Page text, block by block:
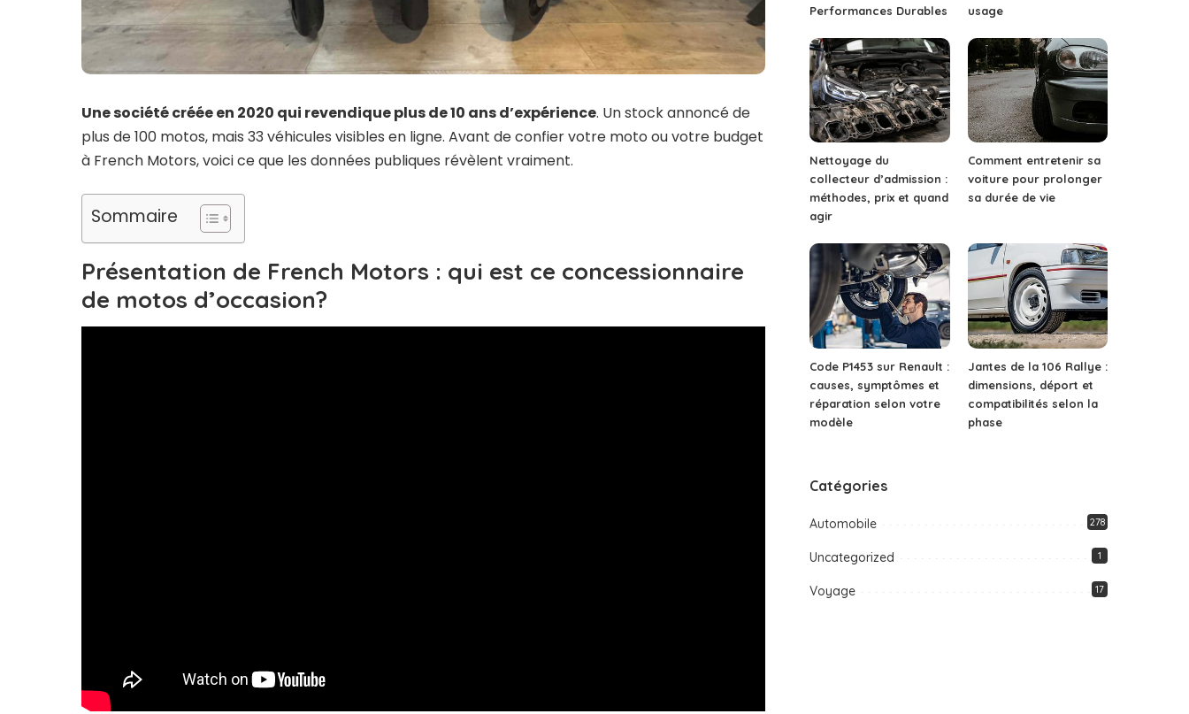
Une société créée en 2020 qui revendique plus de 10 ans d’expérience. Un stock annoncé de
plus de 100 motos, mais 33 véhicules visibles en ligne. Avant de confier votre moto ou votre budget
à French Motors, voici ce que les données publiques révèlent vraiment.
Sommaire
Présentation de French Motors : qui est ce concessionnaire
de motos d’occasion?
Performances Durables
usage
Nettoyage du
collecteur d’admission :
méthodes, prix et quand
agir
Comment entretenir sa
voiture pour prolonger
sa durée de vie
Code P1453 sur Renault :
causes, symptômes et
réparation selon votre
modèle
Jantes de la 106 Rallye :
dimensions, déport et
compatibilités selon la
phase
Catégories
Automobile 278
Uncategorized 1
Voyage 17